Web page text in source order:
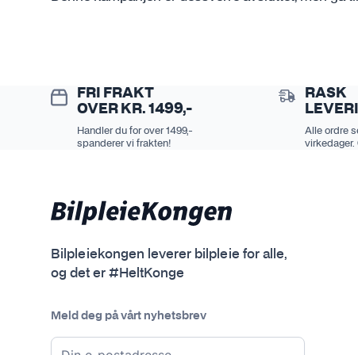
FRI FRAKT
OVER KR. 1499,-
Handler du for over 1499,-
spanderer vi frakten!
RASK
Alle ordre
virkedager.
Bilpleiekongen leverer bilpleie for alle,
og det er #HeltKonge
Meld deg på vårt nyhetsbrev